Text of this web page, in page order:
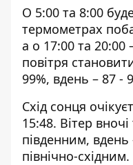
О 5:00 та 8:00
термометрах
а о 17:00 та 20:00
повітря
99%, вдень – 87 -
Схід сонця
15:48. Вітер
південним, вдень
північно-східним.